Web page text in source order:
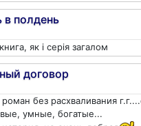
полдень
як і серія загалом
договор
без расхваливания
умные, богатые...